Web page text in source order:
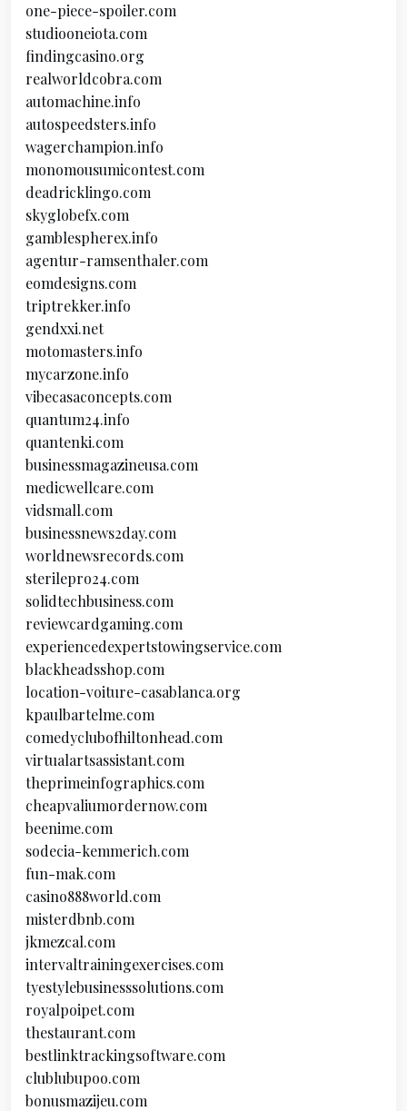
one-piece-spoiler.com
studiooneiota.com
findingcasino.org
realworldcobra.com
automachine.info
autospeedsters.info
wagerchampion.info
monomousumicontest.com
deadricklingo.com
skyglobefx.com
gamblespherex.info
agentur-ramsenthaler.com
eomdesigns.com
triptrekker.info
gendxxi.net
motomasters.info
mycarzone.info
vibecasaconcepts.com
quantum24.info
quantenki.com
businessmagazineusa.com
medicwellcare.com
vidsmall.com
businessnews2day.com
worldnewsrecords.com
sterilepro24.com
solidtechbusiness.com
reviewcardgaming.com
experiencedexpertstowingservice.com
blackheadsshop.com
location-voiture-casablanca.org
kpaulbartelme.com
comedyclubofhiltonhead.com
virtualartsassistant.com
theprimeinfographics.com
cheapvaliumordernow.com
beenime.com
sodecia-kemmerich.com
fun-mak.com
casino888world.com
misterdbnb.com
jkmezcal.com
intervaltrainingexercises.com
tyestylebusinesssolutions.com
royalpoipet.com
thestaurant.com
bestlinktrackingsoftware.com
clublubupoo.com
bonusmazijeu.com